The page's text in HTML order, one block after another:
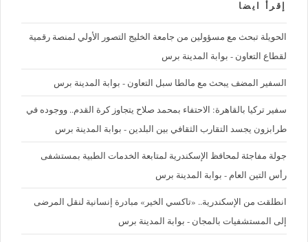
إقرأ ايضا
الحويلة تبحث مع مسؤولين من جامعة الخليج التصور الأولي لمنصة رقمية
لقطاع التعاون - بوابة المدينة برس
السفير المضف يبحث مع مالطا سبل التعاون - بوابة المدينة برس
سفير تركيا بالقاهرة: الاحتفاء بمحمد صلاح يتجاوز كرة القدم.. ووجوده في
طرابزون يجسد التقارب الثقافي بين البلدين - بوابة المدينة برس
جولة مفاجئة لمحافظ الإسكندرية لمتابعة الخدمات الطبية بمستشفى
رأس التين العام - بوابة المدينة برس
انطلقت من الإسكندرية.. «تاكسي الخير» مبادرة إنسانية لنقل المرضى
إلى المستشفيات بالمجان - بوابة المدينة برس